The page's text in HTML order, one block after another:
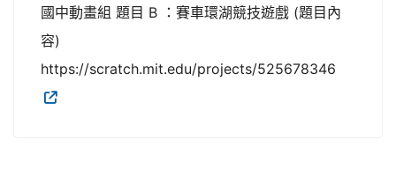
國中動畫組 題目 B ：賽車環湖競技遊戲 (題目內
容)
https://scratch.mit.edu/projects/525678346